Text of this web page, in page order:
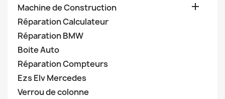
Machine de Construction

Réparation Calculateur
Réparation BMW
Boite Auto
Réparation Compteurs
Ezs Elv Mercedes
Verrou de colonne